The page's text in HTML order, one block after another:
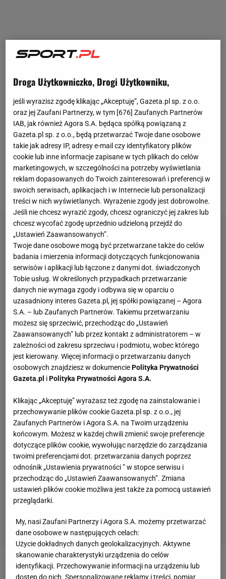
przyznać, że kibice długo będą o niej pamiętać.
Przed samym wydarzeniem wszystkie pojedynki
zapowiadały się kapitalnie, alezawodnicyspisali się
jeszcze lepiej, niż zakładano.
Największym
bohaterem został jednak Max Holloway (26-7), który
brutalnie znokautował Justina Gaethje (25-5) i nie
dość, że zdobył pas BMF, to z samych bonusów
zarobił... 600 tys. dolarów (ok. 2,4 mln zł).
Zobacz wideoPorażka Lublina w pierwszym meczu
Droga Użytkowniczko, Drogi Użytkowniku,
jeśli wyrazisz zgodę klikając „Akceptuję”, Gazeta.pl sp. z o.o.
oraz jej Zaufani Partnerzy, w tym [676] Zaufanych Partnerów
IAB, jak również Agora S.A. będąca spółką powiązaną z
Gazeta.pl sp. z o.o., będą przetwarzać Twoje dane osobowe
takie jak adresy IP, adresy e-mail czy identyfikatory plików
cookie lub inne informacje zapisane w tych plikach do celów
marketingowych, w szczególności na potrzeby wyświetlania
reklam dopasowanych do Twoich zainteresowań i preferencji w
swoich serwisach, aplikacjach i w Internecie lub personalizacji
treści w nich wyświetlanych. Wyrażenie zgody jest dobrowolne.
Jeśli nie chcesz wyrazić zgody, chcesz ograniczyć jej zakres lub
chcesz wycofać zgodę uprzednio udzieloną przejdź do
„Ustawień Zaawansowanych”.
Twoje dane osobowe mogą być przetwarzane także do celów
badania i mierzenia informacji dotyczących funkcjonowania
serwisów i aplikacji lub łączone z danymi dot. świadczonych
Tobie usług. W określonych przypadkach przetwarzanie
danych nie wymaga zgody i odbywa się w oparciu o
uzasadniony interes Gazeta.pl, jej spółki powiązanej – Agora
S.A. – lub Zaufanych Partnerów. Takiemu przetwarzaniu
możesz się sprzeciwić, przechodząc do „Ustawień
Zaawansowanych” lub przez kontakt z administratorem – w
zależności od zakresu sprzeciwu i podmiotu, wobec którego
jest kierowany. Więcej informacji o przetwarzaniu danych
osobowych znajdziesz w dokumenciePolityka Prywatności
Gazeta.pl iPolityka Prywatności Agora S.A.
Klikając „Akceptuję” wyrażasz też zgodę na zainstalowanie i
przechowywanie plików cookie Gazeta.pl sp. z o.o., jej
Zaufanych Partnerów i Agora S.A. na Twoim urządzeniu
końcowym. Możesz w każdej chwili zmienić swoje preferencje
dotyczące plików cookie, wywołując narzędzie do zarządzania
twoimi preferencjami dot. przetwarzania danych poprzez
odnośnik „Ustawienia prywatności ” w stopce serwisu i
przechodząc do „Ustawień Zaawansowanych”. Zmiana
ustawień plików cookie możliwa jest także za pomocą ustawień
przeglądarki.
My, nasi Zaufani Partnerzy i Agora S.A. możemy przetwarzać
dane osobowe w następujących celach:
Użycie dokładnych danych geolokalizacyjnych. Aktywne
skanowanie charakterystyki urządzenia do celów
identyfikacji. Przechowywanie informacji na urządzeniu lub
dostęp do nich. Spersonalizowane reklamy i treści, pomiar